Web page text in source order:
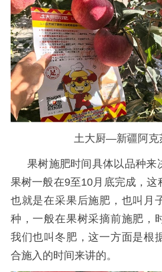
土大厨—新疆阿克
果树施肥时间具体以品种来
果树一般在9至10月 底完成，这
也就是在采果后施肥，也叫月
种，一般在果树采摘前施肥，
我们也叫冬肥，这一方面是根
合施入的时间来讲的。